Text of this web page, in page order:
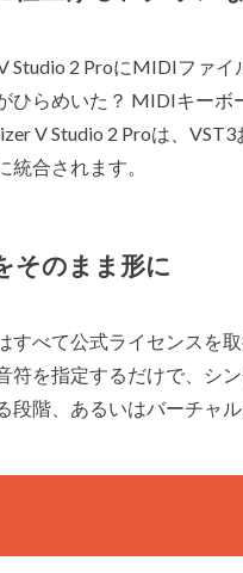
Studio 2 ProにMIDIファ
ひらめいた？ MIDIキー
V Studio 2 Proは、
合されます。
そのまま形に
すべて公式ライセンスを
符を指定するだけで、シ
段階、あるいはバーチャ